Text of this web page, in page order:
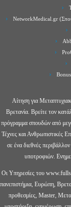
NetworkMedical.gr
Αίτηση για
Βρετανία. Βρείτε τον
πρόγραμμα σπουδών από
Τέχνες και Ανθρωπιστικές
σε ένα διεθνές
υποτροφιών.
Οι Υπηρεσίες του
πανεπιστήμια, Ευρώπη,
προθεσμίες, Master,